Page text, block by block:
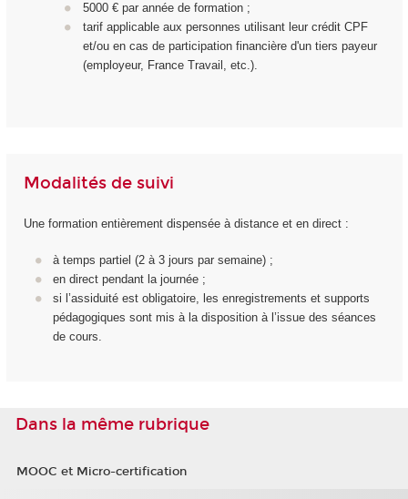
5000 € par année de formation ;
tarif applicable aux personnes utilisant leur crédit CPF
et/ou en cas de participation financière d'un tiers payeur
(employeur, France Travail, etc.).
Modalités de suivi
Une formation entièrement dispensée à distance et en direct :
à temps partiel (2 à 3 jours par semaine) ;
en direct pendant la journée ;
si l’assiduité est obligatoire, les enregistrements et supports
pédagogiques sont mis à la disposition à l’issue des séances
de cours.
Dans la même rubrique
MOOC et Micro-certification